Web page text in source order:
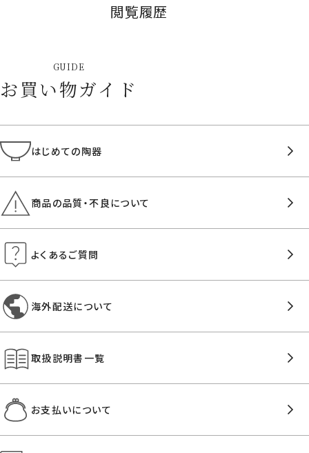
閲覧履歴
GUIDE
お買い物ガイド
はじめての陶器
商品の品質・不良について
よくあるご質問
海外配送について
取扱説明書一覧
お支払いについて